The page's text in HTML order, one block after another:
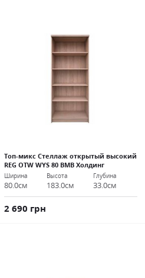
Топ-микс Стеллаж открытый высокий
REG OTW WYS 80 ВМВ Холдинг
Ширина
80.0см
Высота
183.0см
Глубина
33.0см
2 690 грн